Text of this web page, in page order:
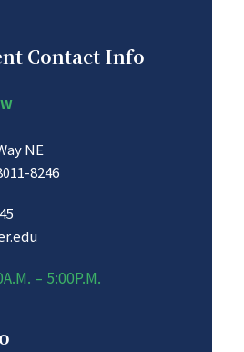
Contact Info
NE
8246
– 5:00P.M.